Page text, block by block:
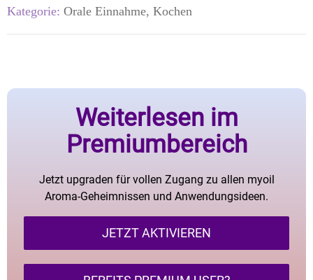
Kategorie: Orale Einnahme, Kochen
Weiterlesen im
Premiumbereich
Jetzt upgraden für vollen Zugang zu allen myoil
Aroma-Geheimnissen und Anwendungsideen.
JETZT AKTIVIEREN